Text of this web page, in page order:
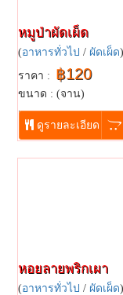
หมูป่าผัดเผ็ด
(อาหารทั่วไป / ผัดเผ็ด)
ราคา : ฿120
ขนาด : (จาน)
...
ดูรายละเอียด
หอยลายพริกเผา
(อาหารทั่วไป / ผัดเผ็ด)